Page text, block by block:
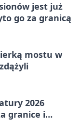
jest już
go za granicą
mostu w
2026
granice i